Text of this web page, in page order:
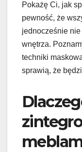
Pokażę Ci, jak
pewność, że
jednocześnie
wnętrza.
techniki
sprawią, że